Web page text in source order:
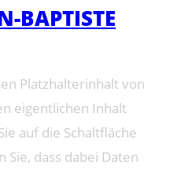
BAPTISTE
Platzhalterinhalt von
eigentlichen Inhalt
auf die Schaltfläche
dass dabei Daten